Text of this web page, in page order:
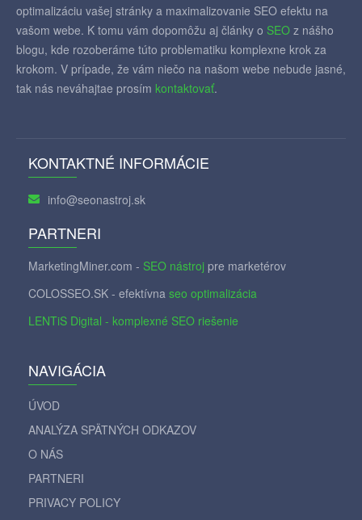
optimalizáciu vašej stránky a maximalizovanie SEO efektu na
vašom webe. K tomu vám dopomôžu aj články o SEO z nášho
blogu, kde rozoberáme túto problematiku komplexne krok za
krokom. V prípade, že vám niečo na našom webe nebude jasné,
tak nás neváhajtae prosím kontaktovať.
KONTAKTNÉ INFORMÁCIE
info@seonastroj.sk
PARTNERI
MarketingMiner.com - SEO nástroj pre marketérov
COLOSSEO.SK - efektívna seo optimalizácia
LENTiS Digital - komplexné SEO riešenie
NAVIGÁCIA
ÚVOD
ANALÝZA SPÄTNÝCH ODKAZOV
O NÁS
PARTNERI
PRIVACY POLICY